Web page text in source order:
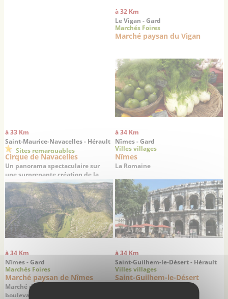
à 32 Km
Le Vigan - Gard
Marchés Foires
Marché paysan du Vigan
à 33 Km
Saint-Maurice-Navacelles - Hérault
Sites remarquables
Cirque de Navacelles
Un panorama spectaculaire sur
une surprenante création de la
nature
à 34 Km
Nîmes - Gard
Villes villages
Nîmes
La Romaine
à 34 Km
Nîmes - Gard
Marchés Foires
Marché paysan de Nîmes
Marché des producteurs du
boulevard Jean Jaurès
à 34 Km
Saint-Guilhem-le-Désert - Hérault
Villes villages
Saint-Guilhem-le-Désert